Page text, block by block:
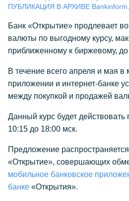
ПУБЛИКАЦИЯ В АРХИВЕ
Банк «Открытие» продлевает
валюты по выгодному курсу,
приближенному к биржевому,
В течение всего апреля и мая в
приложении и интернет-банке
между покупкой и продажей
Данный курс будет
10:15 до 18:00 мск.
Предложение
«Открытие», совершающих
мобильное банковское
банке «Открытия».